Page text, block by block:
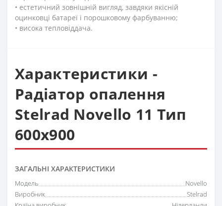
• естетичний зовнішній вигляд, завдяки якісній
оцинковці батареї і порошковому фарбуванню;
• висока тепловіддача.
Характеристики -
Радіатор опалення
Stelrad Novello 11 Тип
600х900
ЗАГАЛЬНІ ХАРАКТЕРИСТИКИ
Модель
Novello
Виробник
Stelrad